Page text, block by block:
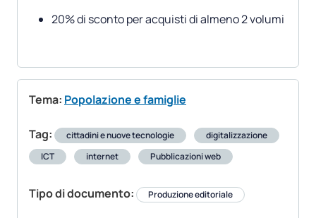
20% di sconto per acquisti di almeno 2 volumi
Tema: Popolazione e famiglie
Tag: cittadini e nuove tecnologie
digitalizzazione
ICT
internet Pubblicazioni web
Tipo di documento: Produzione editoriale